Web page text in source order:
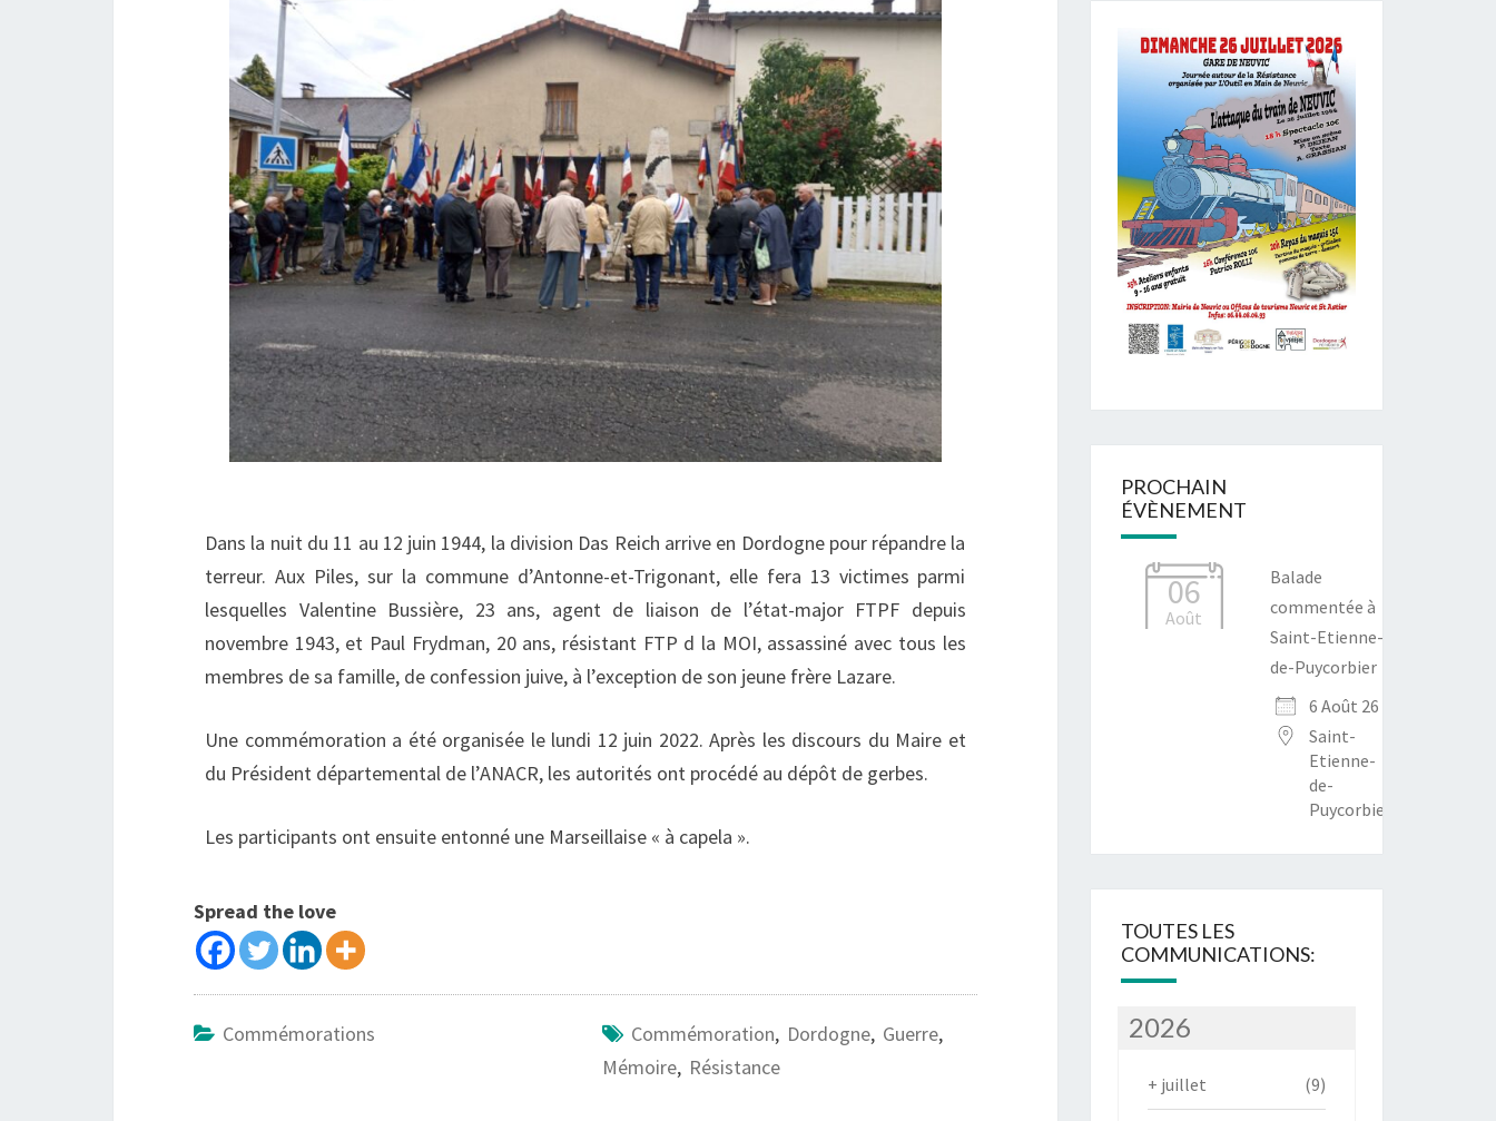
Dans la nuit du 11 au 12 juin 1944, la division Das Reich arrive en Dordogne pour répandre la
terreur. Aux Piles, sur la commune d’Antonne-et-Trigonant, elle fera 13 victimes parmi
lesquelles Valentine Bussière, 23 ans, agent de liaison de l’état-major FTPF depuis
novembre 1943, et Paul Frydman, 20 ans, résistant FTP d la MOI, assassiné avec tous les
membres de sa famille, de confession juive, à l’exception de son jeune frère Lazare.
Une commémoration a été organisée le lundi 12 juin 2022. Après les discours du Maire et
du Président départemental de l’ANACR, les autorités ont procédé au dépôt de gerbes.
Les participants ont ensuite entonné une Marseillaise « à capela ».
Spread the love
Commémorations Commémoration, Dordogne, Guerre,
Mémoire, Résistance
PROCHAIN
ÉVÈNEMENT
06
Août
Balade
commentée à
Saint-Etienne-
de-Puycorbier
6 Août 26
Saint-
Etienne-
de-
Puycorbier
TOUTES LES
COMMUNICATIONS:
2026
+ juillet (9)